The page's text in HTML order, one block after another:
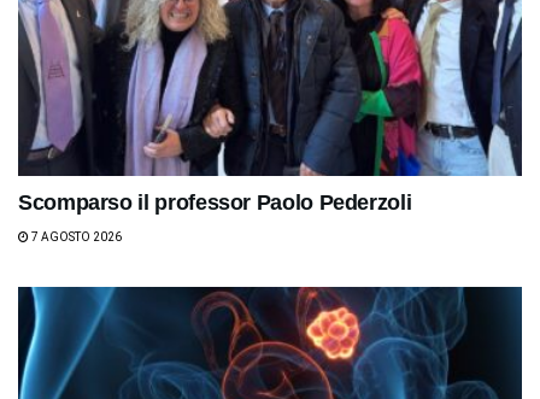
Scomparso il professor Paolo Pederzoli
7 AGOSTO 2026